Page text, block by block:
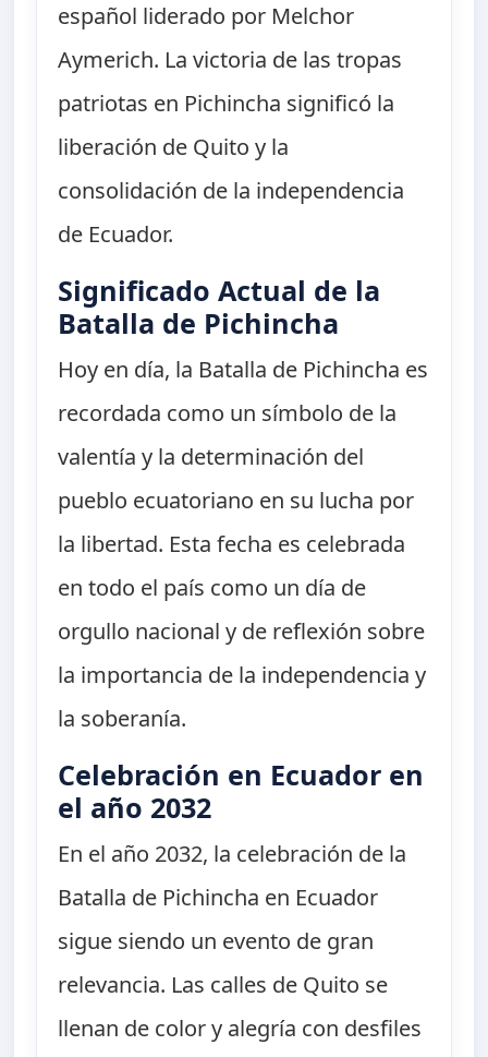
español liderado por Melchor
Aymerich. La victoria de las tropas
patriotas en Pichincha significó la
liberación de Quito y la
consolidación de la independencia
de Ecuador.
Significado Actual de la
Batalla de Pichincha
Hoy en día, la Batalla de Pichincha es
recordada como un símbolo de la
valentía y la determinación del
pueblo ecuatoriano en su lucha por
la libertad. Esta fecha es celebrada
en todo el país como un día de
orgullo nacional y de reflexión sobre
la importancia de la independencia y
la soberanía.
Celebración en Ecuador en
el año 2032
En el año 2032, la celebración de la
Batalla de Pichincha en Ecuador
sigue siendo un evento de gran
relevancia. Las calles de Quito se
llenan de color y alegría con desfiles